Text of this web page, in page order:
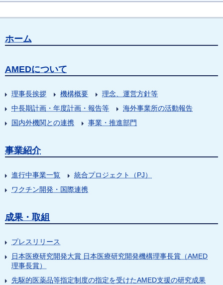
ホーム
AMEDについて
理事長挨拶 機構概要
理念、運営方針等
中長期計画・年度計画・報告等
海外事業所の活動報告
国内外機関との連携
事業・推進部門
事業紹介
進行中事業一覧
統合プロジェクト（PJ）
ワクチン開発・国際連携
成果・取組
プレスリリース
日本医療研究開発大賞 日本医療研究開発機構理事長賞（AMED
理事長賞）
先駆的医薬品等指定制度の指定を受けたAMED支援の研究成果